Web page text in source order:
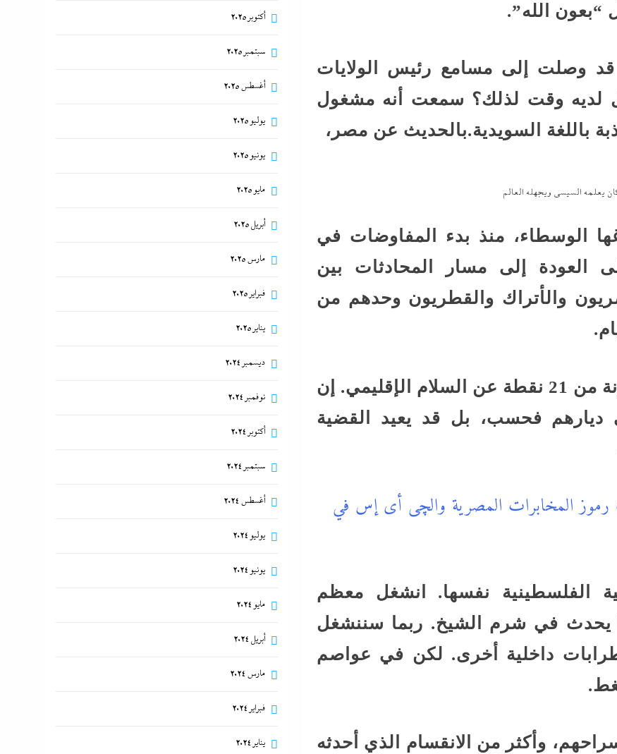
“بعون الله”.
وصلت إلى مسامع رئيس الولايات
لديه وقت لذلك؟ سمعت أنه مشغول
باللغة السويدية.بالحديث عن مصر،
يعلمه السيسي ويجهله العالم
الوسطاء، منذ بدء المفاوضات في
ينص على العودة إلى مسار المحادثات بين
والأتراك والقطريون وحدهم من
يتحدث ترامب أيضًا في خطته المكونة من 21 نقطة عن السلام الإقليمي. إن
ديارهم فحسب، بل قد يعيد القضية
رموز المخابرات المصرية والچى أى إس في
الفلسطينية نفسها. انشغل معظم
بما يحدث في شرم الشيخ. ربما سننشغل
داخلية أخرى. لكن في عواصم
وأكثر من الانقسام الذي أحدثه
أكتوبر 2025
سبتمبر 2025
أغسطس 2025
يوليو 2025
يونيو 2025
مايو 2025
أبريل 2025
مارس 2025
فبراير 2025
يناير 2025
ديسمبر 2024
نوفمبر 2024
أكتوبر 2024
سبتمبر 2024
أغسطس 2024
يوليو 2024
يونيو 2024
مايو 2024
أبريل 2024
مارس 2024
فبراير 2024
يناير 2024